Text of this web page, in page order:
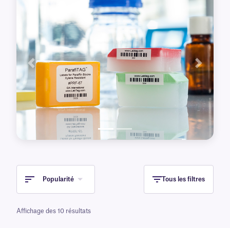
Précédent Suivant
Popularité Tous les filtres
Affichage des 10 résultats